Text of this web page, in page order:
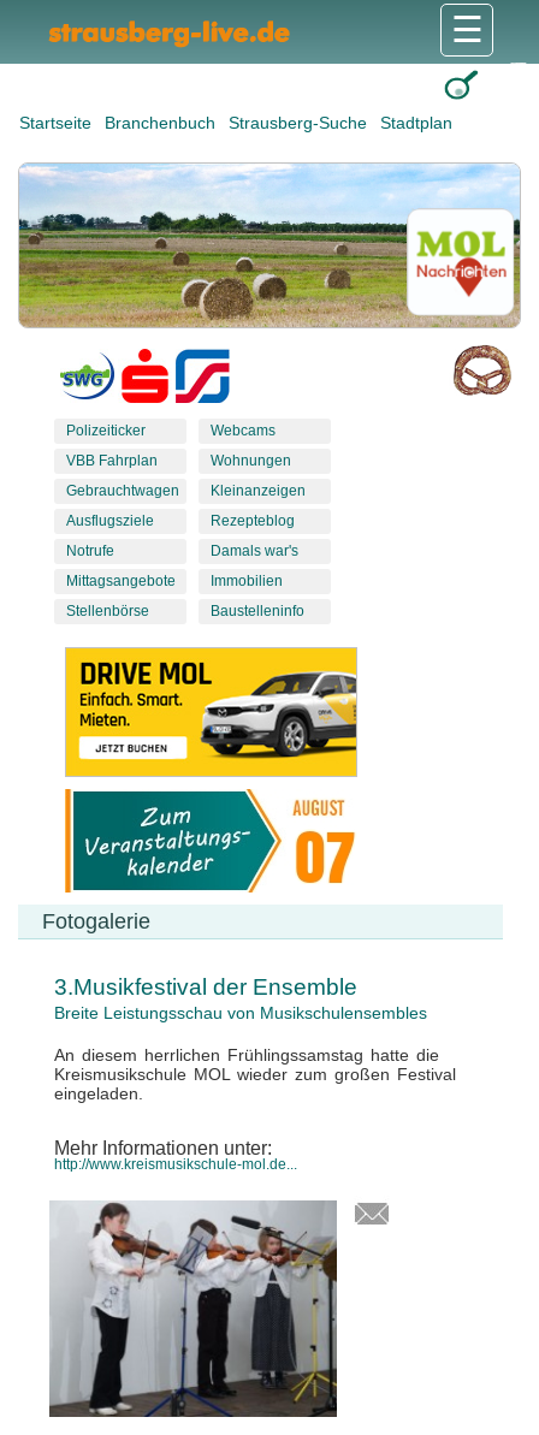
Startseite Branchenbuch Strausberg-Suche Stadtplan
☰
Polizeiticker
VBB Fahrplan
Gebrauchtwagen
Ausflugsziele
Notrufe
Mittagsangebote
Stellenbörse
Webcams
Wohnungen
Kleinanzeigen
Rezepteblog
Damals war's
Immobilien
Baustelleninfo
Fotogalerie
3.Musikfestival der Ensemble
Breite Leistungsschau von Musikschulensembles
An diesem herrlichen Frühlingssamstag hatte die
Kreismusikschule MOL wieder zum großen Festival
eingeladen.
Mehr Informationen unter:
http://www.kreismusikschule-mol.de...